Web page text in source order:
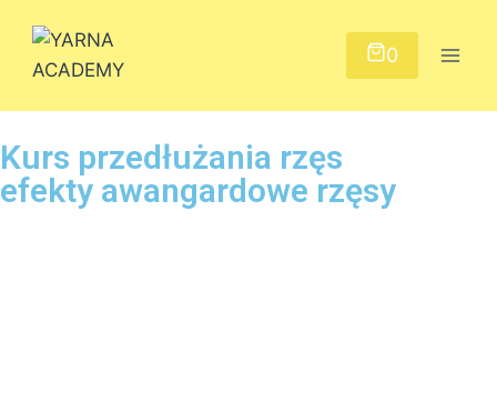
0
Kurs przedłużania rzęs
efekty awangardowe rzęsy